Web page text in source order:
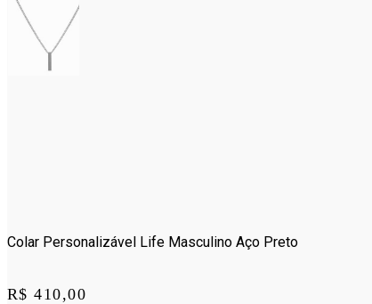
Colar Personalizável Life Masculino Aço Preto
Price:
R$ 410,00